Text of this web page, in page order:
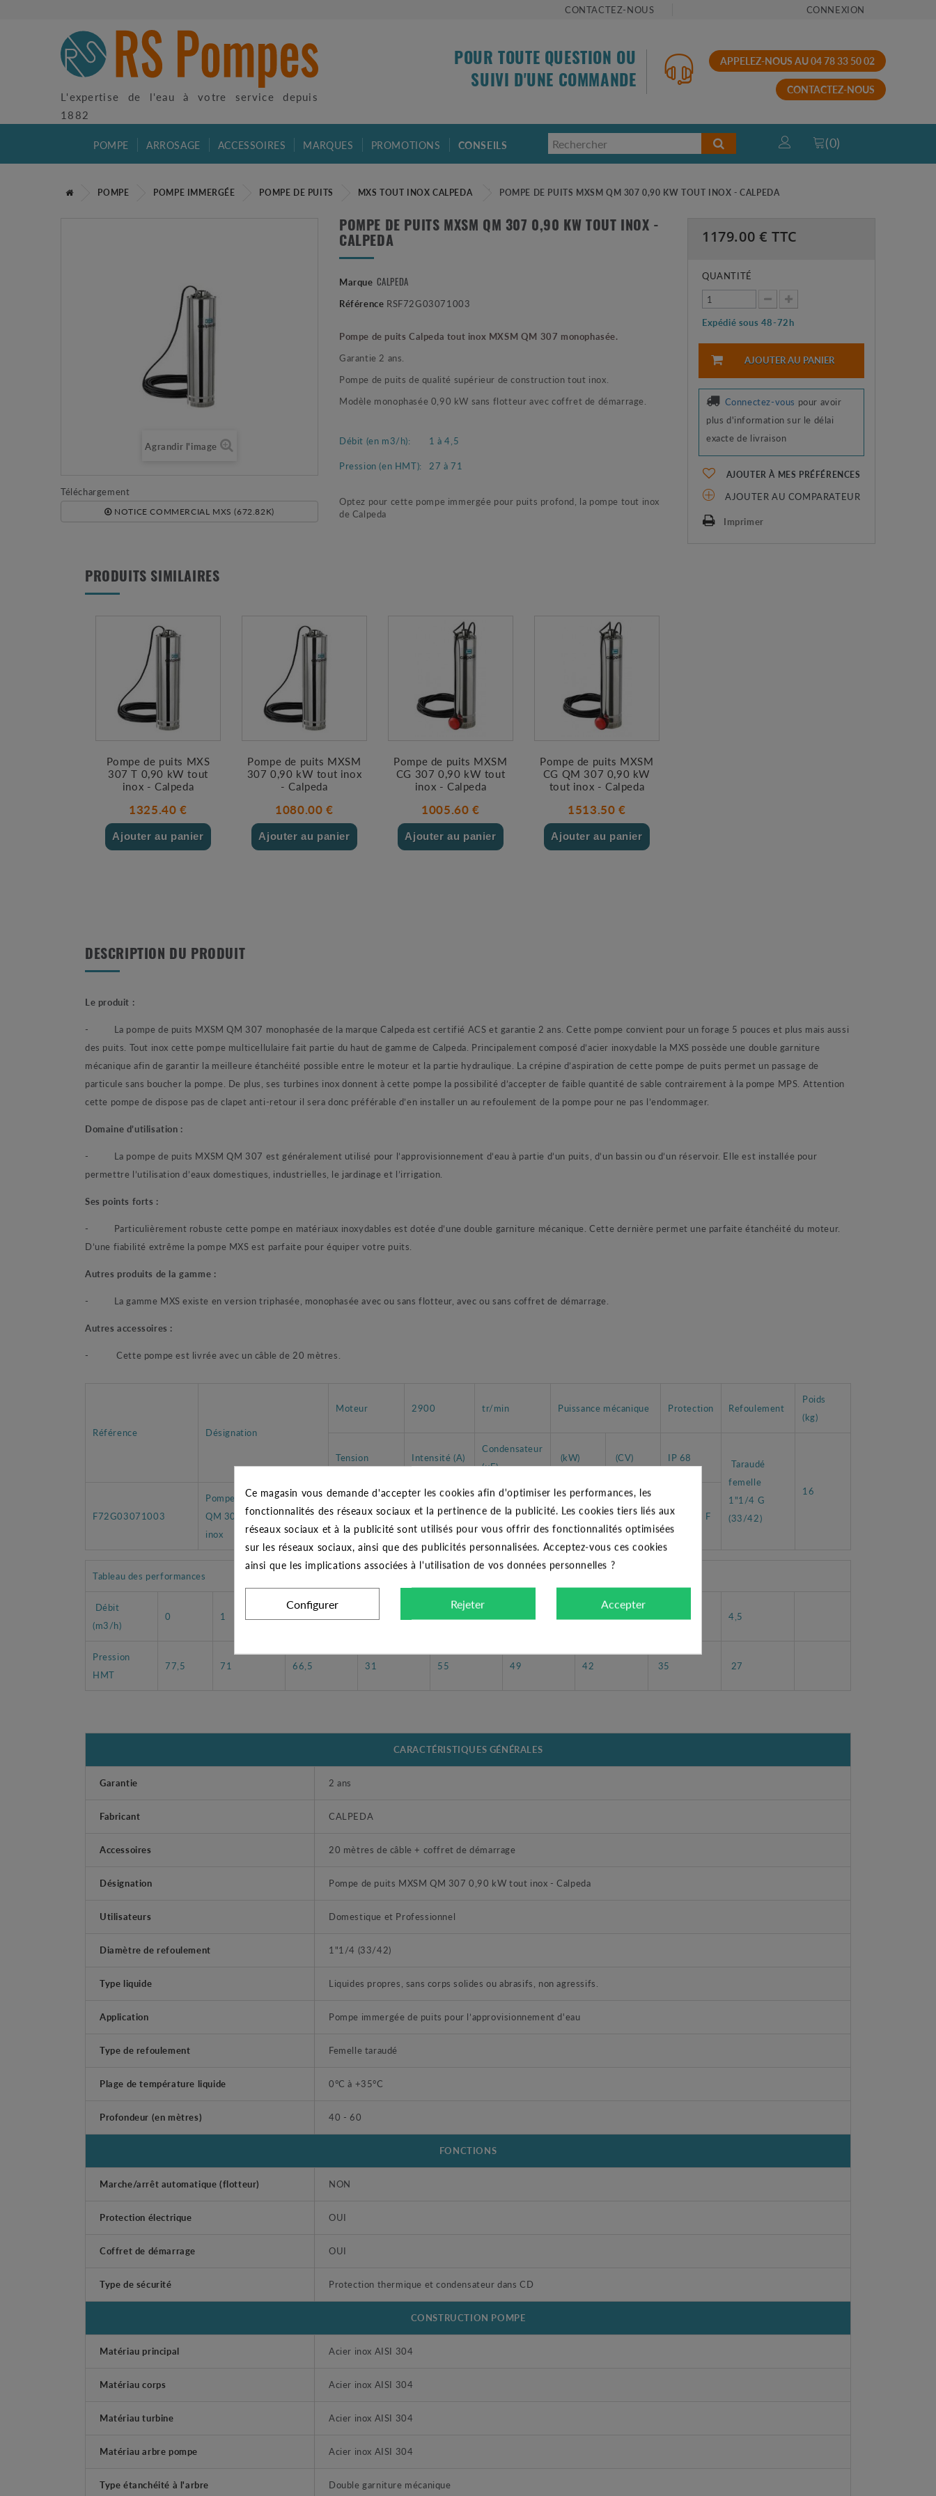
CONTACTEZ-NOUS CONNEXION
L'expertise de l'eau à votre service depuis
1882
POUR TOUTE QUESTION OU
SUIVI D'UNE COMMANDE
APPELEZ-NOUS AU 04 78 33 50 02
CONTACTEZ-NOUS
POMPE ARROSAGE ACCESSOIRES MARQUES PROMOTIONS CONSEILS (0)
POMPE POMPE IMMERGÉE POMPE DE PUITS MXS TOUT INOX CALPEDA POMPE DE PUITS MXSM QM 307 0,90 KW TOUT INOX - CALPEDA
Agrandir l'image
Téléchargement
NOTICE COMMERCIAL MXS (672.82K)
POMPE DE PUITS MXSM QM 307 0,90 KW TOUT INOX -
CALPEDA
Marque CALPEDA
Référence RSF72G03071003
Pompe de puits Calpeda tout inox MXSM QM 307 monophasée.
Garantie 2 ans.
Pompe de puits de qualité supérieur de construction tout inox.
Modèle monophasée 0,90 kW sans flotteur avec coffret de démarrage.
Débit (en m3/h):
1 à 4,5
Pression (en HMT):
27 à 71
Optez pour cette pompe immergée pour puits profond, la pompe tout inox
de Calpeda
1179.00 € TTC
QUANTITÉ
Expédié sous 48-72h
AJOUTER AU PANIER
Connectez-vous pour avoir
plus d'information sur le délai
exacte de livraison
AJOUTER À MES PRÉFÉRENCES
AJOUTER AU COMPARATEUR
Imprimer
PRODUITS SIMILAIRES
Pompe de puits MXS
307 T 0,90 kW tout
inox - Calpeda
1325.40 €
Ajouter au panier
Pompe de puits MXSM
307 0,90 kW tout inox
- Calpeda
1080.00 €
Ajouter au panier
Pompe de puits MXSM
CG 307 0,90 kW tout
inox - Calpeda
1005.60 €
Ajouter au panier
Pompe de puits MXSM
CG QM 307 0,90 kW
tout inox - Calpeda
1513.50 €
Ajouter au panier
DESCRIPTION DU PRODUIT
Le produit :
-
La pompe de puits MXSM QM 307 monophasée de la marque Calpeda est certifié ACS et garantie 2 ans. Cette pompe convient pour un forage 5 pouces et plus mais aussi
des puits. Tout inox cette pompe multicellulaire fait partie du haut de gamme de Calpeda. Principalement composé d’acier inoxydable la MXS possède une double garniture
mécanique afin de garantir la meilleure étanchéité possible entre le moteur et la partie hydraulique. La crépine d’aspiration de cette pompe de puits permet un passage de
particule sans boucher la pompe. De plus, ses turbines inox donnent à cette pompe la possibilité d’accepter de faible quantité de sable contrairement à la pompe MPS. Attention
cette pompe de dispose pas de clapet anti-retour il sera donc préférable d’en installer un au refoulement de la pompe pour ne pas l’endommager.
Domaine d’utilisation :
-
La pompe de puits MXSM QM 307 est généralement utilisé pour l’approvisionnement d’eau à partie d’un puits, d’un bassin ou d’un réservoir. Elle est installée pour
permettre l’utilisation d’eaux domestiques, industrielles, le jardinage et l’irrigation.
Ses points forts :
-
Particulièrement robuste cette pompe en matériaux inoxydables est dotée d’une double garniture mécanique. Cette dernière permet une parfaite étanchéité du moteur.
D’une fiabilité extrême la pompe MXS est parfaite pour équiper votre puits.
Autres produits de la gamme :
- La gamme MXS existe en version triphasée, monophasée avec ou sans flotteur, avec ou sans coffret de démarrage.
Autres accessoires :
- Cette pompe est livrée avec un câble de 20 mètres.
Référence Désignation
Moteur 2900 tr/min Puissance mécanique Protection Refoulement
Poids
(kg)
Tension Intensité (A)
Condensateur
(µF)
(kW) (CV) IP 68
Taraudé
femelle
1"1/4 G
(33/42)
16
F72G03071003
Pompe de puits MXSM
QM 307 0,90 kW tout
inox
MONO 230 V 6,6 25 0,90 1 CLASSE F
Tableau des performances
Débit
(m3/h)
0 1 4,5
Pression
HMT
77,5 71 66,5 31 55 49 42 35 27
CARACTÉRISTIQUES GÉNÉRALES
Garantie 2 ans
Fabricant CALPEDA
Accessoires 20 mètres de câble + coffret de démarrage
Désignation Pompe de puits MXSM QM 307 0,90 kW tout inox - Calpeda
Utilisateurs Domestique et Professionnel
Diamètre de refoulement 1"1/4 (33/42)
Type liquide Liquides propres, sans corps solides ou abrasifs, non agressifs.
Application Pompe immergée de puits pour l’approvisionnement d'eau
Type de refoulement Femelle taraudé
Plage de température liquide 0°C à +35°C
Profondeur (en mètres) 40 - 60
FONCTIONS
Marche/arrêt automatique (flotteur) NON
Protection électrique OUI
Coffret de démarrage OUI
Type de sécurité Protection thermique et condensateur dans CD
CONSTRUCTION POMPE
Matériau principal Acier inox AISI 304
Matériau corps Acier inox AISI 304
Matériau turbine Acier inox AISI 304
Matériau arbre pompe Acier inox AISI 304
Type étanchéité à l'arbre Double garniture mécanique
Ce magasin vous demande d'accepter les cookies afin d'optimiser les performances, les
fonctionnalités des réseaux sociaux et la pertinence de la publicité. Les cookies tiers liés aux
réseaux sociaux et à la publicité sont utilisés pour vous offrir des fonctionnalités optimisées
sur les réseaux sociaux, ainsi que des publicités personnalisées. Acceptez-vous ces cookies
ainsi que les implications associées à l'utilisation de vos données personnelles ?
Configurer Rejeter Accepter